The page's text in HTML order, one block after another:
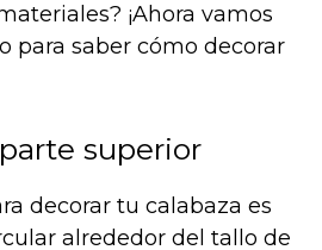
¡Ahora vamos
para saber cómo decorar
superior
decorar tu calabaza es
alrededor del tallo de